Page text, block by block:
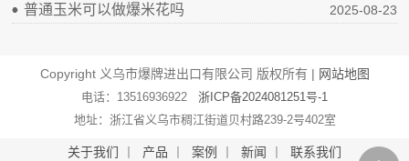
普通玉米可以做爆米花吗 2025-08-23
Copyright 义乌市爆牌进出口有限公司 版权所有 | 网站地图
电话：13516936922 浙ICP备2024081251号-1
地址：浙江省义乌市稠江街道贝村路239-2号402室
关于我们 产品 案例 新闻 联系我们